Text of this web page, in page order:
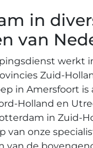
in
van
werkt
Zuid-
in Amersfoort is
Holland en
in Zuid-
van onze